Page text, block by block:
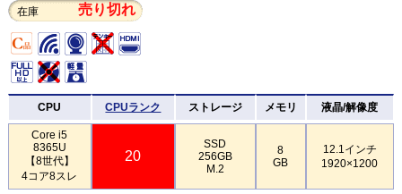
在庫 売り切れ
CPU CPUランク ストレージ メモリ 液晶/解像度
Core i5
8365U
【8世代】
4コア8スレ
20
SSD
256GB
M.2
8
GB
12.1インチ
1920×1200